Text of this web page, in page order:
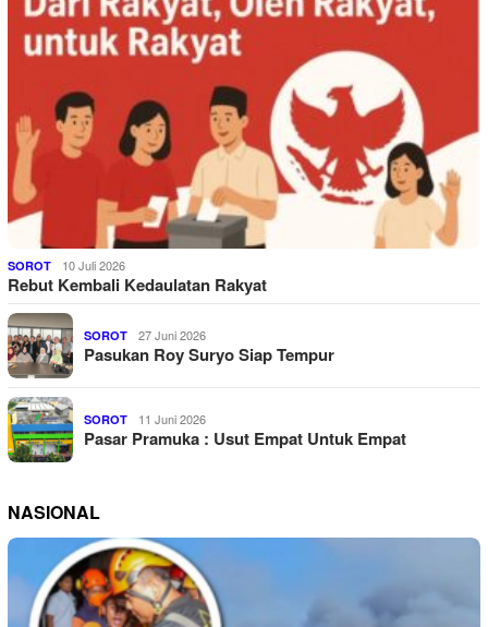
SOROT 10 Juli 2026
Rebut Kembali Kedaulatan Rakyat
SOROT 27 Juni 2026
Pasukan Roy Suryo Siap Tempur
SOROT 11 Juni 2026
Pasar Pramuka : Usut Empat Untuk Empat
NASIONAL